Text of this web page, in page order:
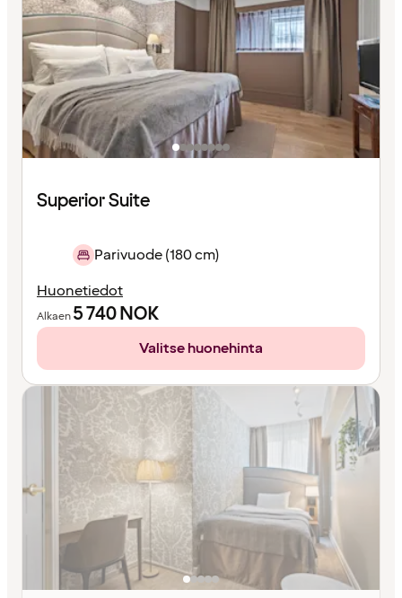
Superior Suite
Parivuode (180 cm)
Huonetiedot
Alkaen5 740NOK
Valitse huonehinta